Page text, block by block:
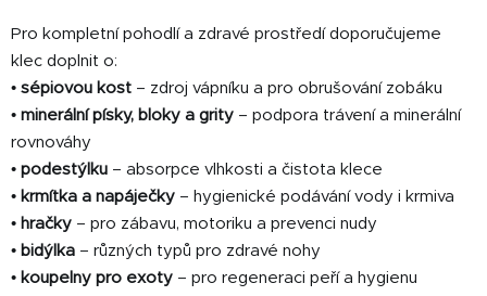
Pro kompletní pohodlí a zdravé prostředí doporučujeme
klec doplnit o:
• sépiovou kost – zdroj vápníku a pro obrušování zobáku
• minerální písky, bloky a grity – podpora trávení a minerální
rovnováhy
• podestýlku – absorpce vlhkosti a čistota klece
• krmítka a napáječky – hygienické podávání vody i krmiva
• hračky – pro zábavu, motoriku a prevenci nudy
• bidýlka – různých typů pro zdravé nohy
• koupelny pro exoty – pro regeneraci peří a hygienu